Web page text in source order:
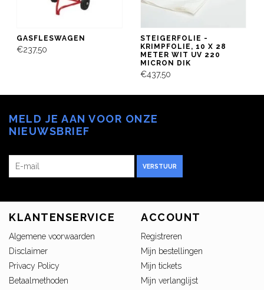
GASFLESWAGEN
€237,50
STEIGERFOLIE -
KRIMPFOLIE, 10 X 28
METER WIT UV 220
MICRON DIK
€437,50
MELD JE AAN VOOR ONZE
NIEUWSBRIEF
VERSTUUR
KLANTENSERVICE
Algemene voorwaarden
Disclaimer
Privacy Policy
Betaalmethoden
ACCOUNT
Registreren
Mijn bestellingen
Mijn tickets
Mijn verlanglijst